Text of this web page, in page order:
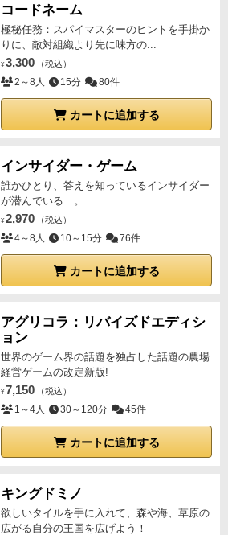
コードネーム
極秘任務：スパイマスターのヒントを手掛か
りに、敵対組織より先に味方の...
¥ 3,300 （税込）
2～8人 15分 80件
カートに追加する
インサイダー・ゲーム
誰かひとり、答えを知っているインサイダー
が潜んでいる…。
¥ 2,970 （税込）
4～8人 10～15分 76件
カートに追加する
アグリコラ：リバイズドエディシ
ョン
世界のゲーム界の話題を独占した話題の農場
経営ゲームの改定新版!
¥ 7,150 （税込）
1～4人 30～120分 45件
カートに追加する
キングドミノ
欲しいタイルを手に入れて、森や海、草原の
広がる自分の王国を広げよう！